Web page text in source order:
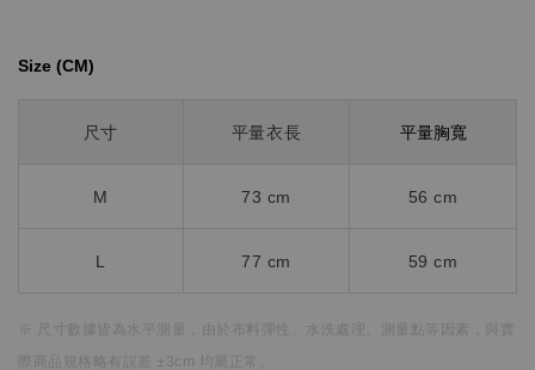
Size (CM)⁡⁡
尺寸 平量衣長 平量胸寬
M 73 cm 56 cm
L 77 cm 59 cm
※ 尺寸數據皆為水平測量， 由於布料彈性、水洗處理、測量點等因素，
際商品規格略有誤差 ±3cm 均屬正常。